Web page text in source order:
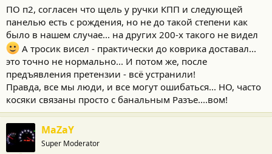
ПО п2, согласен что щель у ручки КПП и следующей
панелью есть с рождения, но не до такой степени как
было в нашем случае... на других 200-х такого не видел
А тросик висел - практически до коврика доставал...
это точно не нормально... И потом же, после
предъявления претензии - всё устранили!
Правда, все мы люди, и все могут ошибаться... НО, часто
косяки связаны просто с банальным Разъе....вом!
MaZaY
Super Moderator